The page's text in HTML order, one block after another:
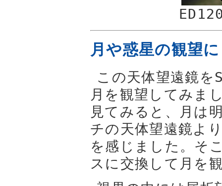
月や惑星の観望に
この天体望遠鏡を
月を観望してみま
見てみると、月は
チの天体望遠鏡よ
を感じました。そ
スに交換して月を